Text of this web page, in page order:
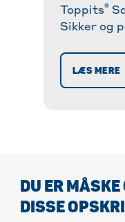
Toppits®
Sikker og
Fremstillet
LÆS MERE
DU ER
DISSE